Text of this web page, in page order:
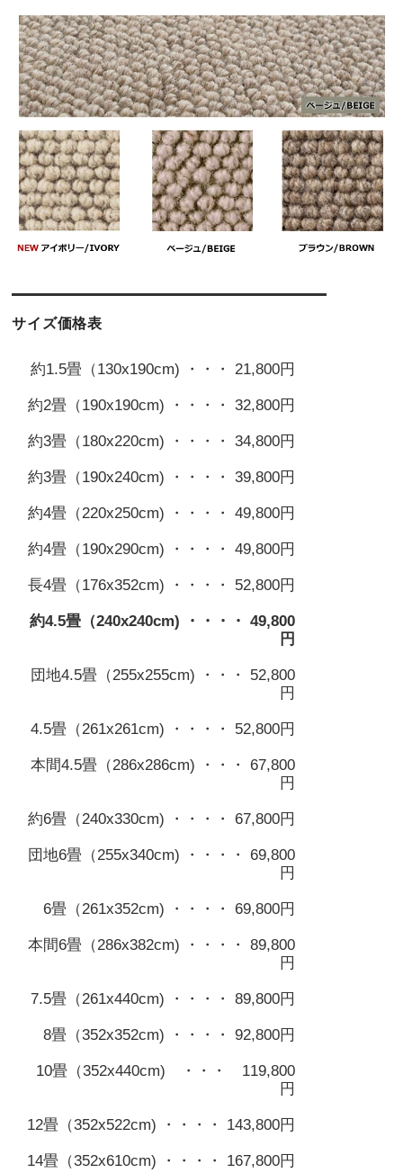
サイズ価格表
約1.5畳（130x190cm) ・・・ 21,800円
約2畳（190x190cm) ・・・・ 32,800円
約3畳（180x220cm) ・・・・ 34,800円
約3畳（190x240cm) ・・・・ 39,800円
約4畳（220x250cm) ・・・・ 49,800円
約4畳（190x290cm) ・・・・ 49,800円
長4畳（176x352cm) ・・・・ 52,800円
約4.5畳（240x240cm) ・・・・ 49,800
円
団地4.5畳（255x255cm) ・・・ 52,800
円
4.5畳（261x261cm) ・・・・ 52,800円
本間4.5畳（286x286cm) ・・・ 67,800
円
約6畳（240x330cm) ・・・・ 67,800円
団地6畳（255x340cm) ・・・・ 69,800
円
6畳（261x352cm) ・・・・ 69,800円
本間6畳（286x382cm) ・・・・ 89,800
円
7.5畳（261x440cm) ・・・・ 89,800円
8畳（352x352cm) ・・・・ 92,800円
10畳（352x440cm) ・・・ 119,800
円
12畳（352x522cm) ・・・・ 143,800円
14畳（352x610cm) ・・・・ 167,800円